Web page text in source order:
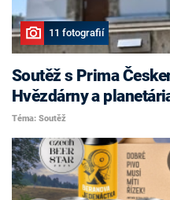
11 fotografií
Soutěž s Prima
Hvězdárny a
Téma: Soutěž